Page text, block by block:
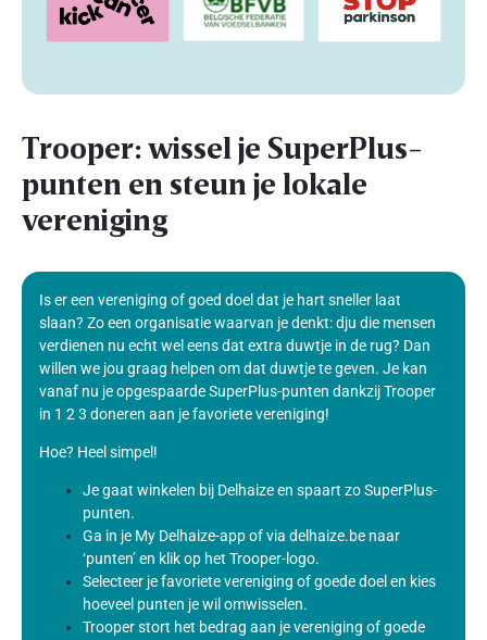
Trooper: wissel je SuperPlus-
punten en steun je lokale
vereniging
Is er een vereniging of goed doel dat je hart sneller laat
slaan? Zo een organisatie waarvan je denkt: dju die mensen
verdienen nu echt wel eens dat extra duwtje in de rug? Dan
willen we jou graag helpen om dat duwtje te geven. Je kan
vanaf nu je opgespaarde SuperPlus-punten dankzij Trooper
in 1 2 3 doneren aan je favoriete vereniging!
Hoe? Heel simpel!
Je gaat winkelen bij Delhaize en spaart zo SuperPlus-
punten.
Ga in je My Delhaize-app of via delhaize.be naar
‘punten’ en klik op het Trooper-logo.
Selecteer je favoriete vereniging of goede doel en kies
hoeveel punten je wil omwisselen.
Trooper stort het bedrag aan je vereniging of goede